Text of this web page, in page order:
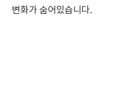
변화가 숨어있습니다.